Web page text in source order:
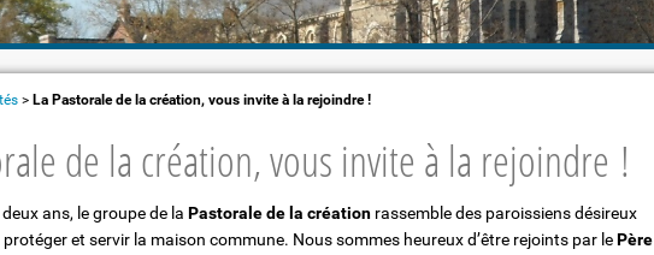
à Betton : messe dominicale
Echo de Betton
Dolivet : "Une figure de Betton !"
partagé à "La table de Léontine Dolivet"
Offrandes de messe
Groupes et temps de prière
Confirmation
Mariage
Sacrement des malades
Obsèques
> La Pastorale de la création, vous invite à la rejoindre !
de la création, vous invite à la rejoindre !
ans, le groupe de la Pastorale de la création rassemble des paroissiens désireux
et servir la maison commune. Nous sommes heureux d’être rejoints par lePère